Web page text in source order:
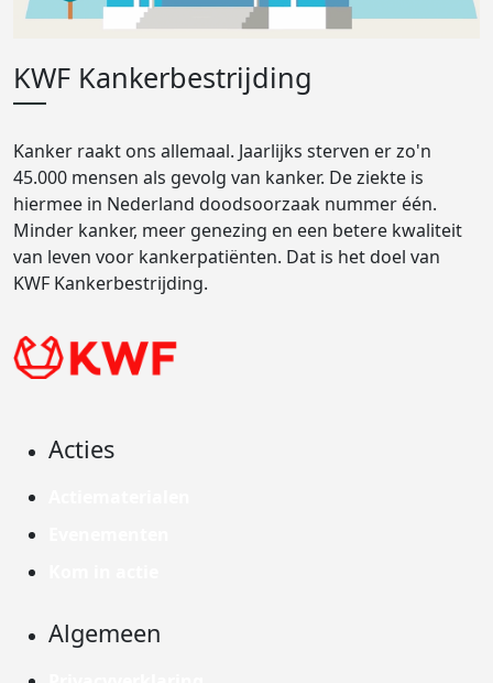
KWF Kankerbestrijding
Kanker raakt ons allemaal. Jaarlijks sterven er zo'n
45.000 mensen als gevolg van kanker. De ziekte is
hiermee in Nederland doodsoorzaak nummer één.
Minder kanker, meer genezing en een betere kwaliteit
van leven voor kankerpatiënten. Dat is het doel van
KWF Kankerbestrijding.
Acties
Algemeen